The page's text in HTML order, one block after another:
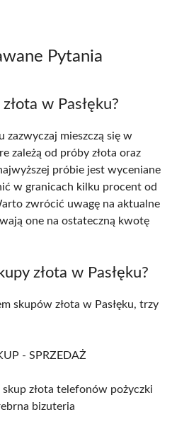
Pytania
w Pasłęku?
zazwyczaj mieszczą się w
zależą od próby złota oraz
próbie jest wyceniane
w granicach kilku procent od
zwrócić uwagę na aktualne
one na ostateczną kwotę
złota w Pasłęku?
skupów złota w Pasłęku, trzy
- SPRZEDAŻ
skup złota telefonów pożyczki
bizuteria